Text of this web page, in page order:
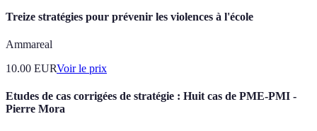
Treize stratégies pour prévenir les violences à l'école
Ammareal
10.00 EURVoir le prix
Etudes de cas corrigées de stratégie : Huit cas de PME-PMI -
Pierre Mora